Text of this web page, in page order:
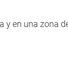
y en una zona